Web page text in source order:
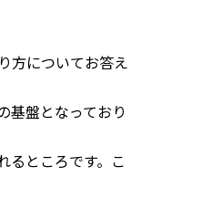
方についてお答え
基盤となっており
るところです。こ